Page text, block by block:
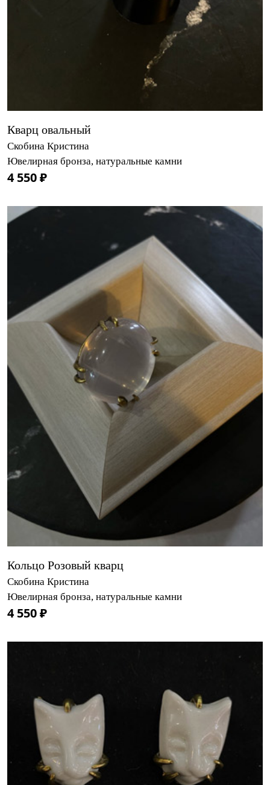
Кварц овальный
Скобина Кристина
Ювелирная бронза, натуральные камни
4 550 ₽
Кольцо Розовый кварц
Скобина Кристина
Ювелирная бронза, натуральные камни
4 550 ₽